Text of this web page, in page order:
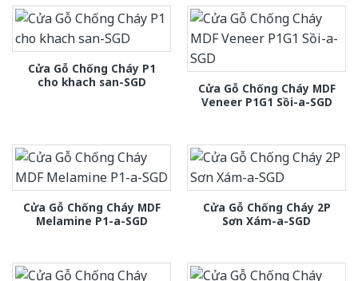
Cửa Gỗ Chống Cháy P1
cho khach san-SGD
Cửa Gỗ Chống Cháy MDF
Veneer P1G1 Sồi-a-SGD
Cửa Gỗ Chống Cháy MDF
Melamine P1-a-SGD
Cửa Gỗ Chống Cháy 2P
Sơn Xám-a-SGD